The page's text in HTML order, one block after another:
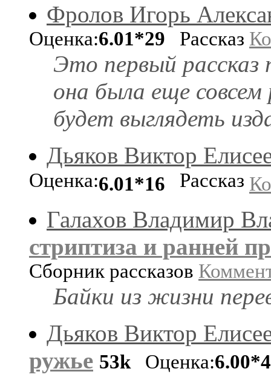
Фролов Игорь
Оценка:6.01*29 Рассказ
Это первый рассказ
она была еще совсем
будет выглядеть
Дьяков Виктор
Оценка:6.01*16 Рассказ
Галахов Владимир
стриптиза и ранней
Сборник рассказов
Байки из жизни
Дьяков Виктор
ружье 53k Оценка:6.00*4